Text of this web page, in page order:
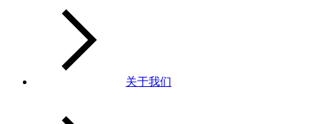
关于我们